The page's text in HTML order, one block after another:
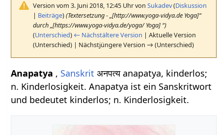
Version vom 3. Juni 2018, 12:45 Uhr vonSukadev(Diskussion
| Beiträge)(Textersetzung - „[http://www.yoga-vidya.de Yoga]“
durch „[https://www.yoga-vidya.de/yoga/ Yoga] “)
(Unterschied) ← Nächstältere Version | Aktuelle Version
(Unterschied) | Nächstjüngere Version → (Unterschied)
Anapatya , Sanskrit अनपत्य anapatya, kinderlos;
n. Kinderlosigkeit. Anapatya ist ein Sanskritwort
und bedeutet kinderlos; n. Kinderlosigkeit.